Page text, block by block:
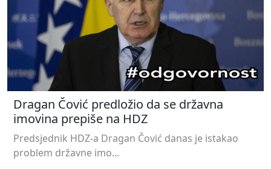
Dragan Čović predložio da se državna
imovina prepiše na HDZ
Predsjednik HDZ-a Dragan Čović danas je istakao
problem državne imo...